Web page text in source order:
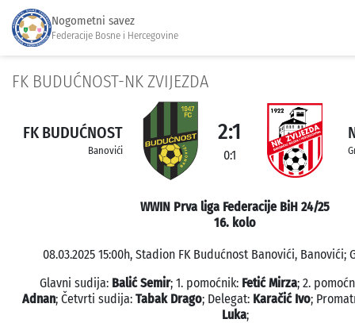
Nogometni savez
Federacije Bosne i Hercegovine
FK BUDUĆNOST-NK ZVIJEZDA
FK BUDUĆNOST
Banovići
2:1
0:1
WWIN Prva liga Federacije BiH 24/25
16. kolo
08.03.2025 15:00h, Stadion FK Budućnost Banovići, Banovići;
Glavni sudija: Balić Semir; 1. pomoćnik: Fetić Mirza; 2.
Adnan; Četvrti sudija: Tabak Drago; Delegat: Karačić Ivo;
Luka;